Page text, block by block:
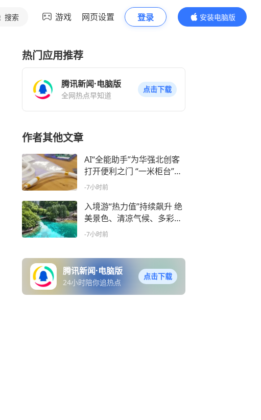
搜索 游戏 网页设置 登录
安装电脑版
内容更精彩
热门应用推荐
腾讯新闻·电脑版
全网热点早知道
点击下载
作者其他文章
AI“全能助手”为华强北创客
打开便利之门 “一米柜台”从
交易空间升级为创新体验空
-7小时前
入境游“热力值”持续飙升 绝
美景色、清凉气候、多彩民
俗……海外游客沉浸体验
-7小时前
腾讯新闻·电脑版
24小时陪你追热点
点击下载